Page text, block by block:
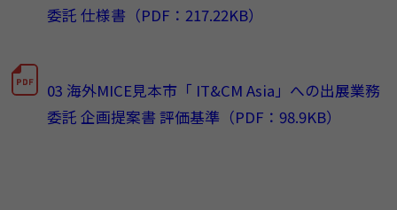
委託 仕様書（PDF：217.22KB）
03 海外MICE見本市「 IT&CM Asia」への出展業務
委託 企画提案書 評価基準（PDF：98.9KB）